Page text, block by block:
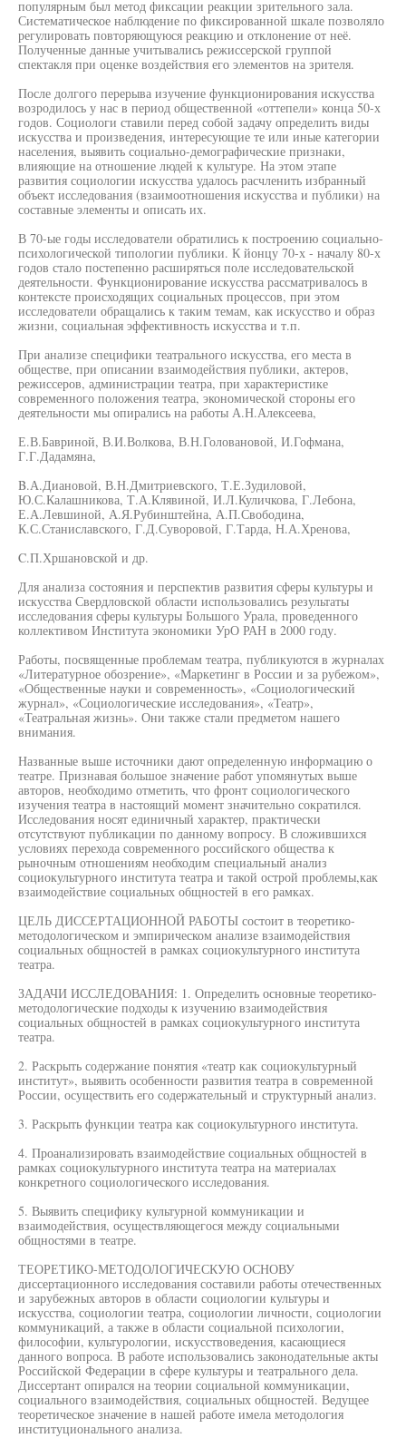
популярным был метод фиксации реакции зрительного зала.
Систематическое наблюдение по фиксированной шкале позволяло
регулировать повторяющуюся реакцию и отклонение от неё.
Полученные данные учитывались режиссерской группой
спектакля при оценке воздействия его элементов на зрителя.
После долгого перерыва изучение функционирования искусства
возродилось у нас в период общественной «оттепели» конца 50-х
годов. Социологи ставили перед собой задачу определить виды
искусства и произведения, интересующие те или иные категории
населения, выявить социально-демографические признаки,
влияющие на отношение людей к культуре. На этом этапе
развития социологии искусства удалось расчленить избранный
объект исследования (взаимоотношения искусства и публики) на
составные элементы и описать их.
В 70-ые годы исследователи обратились к построению социально-
психологической типологии публики. К йонцу 70-х - началу 80-х
годов стало постепенно расширяться поле исследовательской
деятельности. Функционирование искусства рассматривалось в
контексте происходящих социальных процессов, при этом
исследователи обращались к таким темам, как искусство и образ
жизни, социальная эффективность искусства и т.п.
При анализе специфики театрального искусства, его места в
обществе, при описании взаимодействия публики, актеров,
режиссеров, администрации театра, при характеристике
современного положения театра, экономической стороны его
деятельности мы опирались на работы А.Н.Алексеева,
Е.В.Бавриной, В.И.Волкова, В.Н.Головановой, И.Гофмана,
Г.Г.Дадамяна,
B.А.Диановой, В.Н.Дмитриевского, Т.Е.Зудиловой,
Ю.С.Калашникова, Т.А.Клявиной, И.Л.Куличкова, Г.Лебона,
Е.А.Левшиной, А.Я.Рубинштейна, А.П.Свободина,
К.С.Станиславского, Г.Д.Суворовой, Г.Тарда, Н.А.Хренова,
C.П.Хршановской и др.
Для анализа состояния и перспектив развития сферы культуры и
искусства Свердловской области использовались результаты
исследования сферы культуры Большого Урала, проведенного
коллективом Института экономики УрО РАН в 2000 году.
Работы, посвященные проблемам театра, публикуются в журналах
«Литературное обозрение», «Маркетинг в России и за рубежом»,
«Общественные науки и современность», «Социологический
журнал», «Социологические исследования», «Театр»,
«Театральная жизнь». Они также стали предметом нашего
внимания.
Названные выше источники дают определенную информацию о
театре. Признавая большое значение работ упомянутых выше
авторов, необходимо отметить, что фронт социологического
изучения театра в настоящий момент значительно сократился.
Исследования носят единичный характер, практически
отсутствуют публикации по данному вопросу. В сложившихся
условиях перехода современного российского общества к
рыночным отношениям необходим специальный анализ
социокультурного института театра и такой острой проблемы,как
взаимодействие социальных общностей в его рамках.
ЦЕЛЬ ДИССЕРТАЦИОННОЙ РАБОТЫ состоит в теоретико-
методологическом и эмпирическом анализе взаимодействия
социальных общностей в рамках социокультурного института
театра.
ЗАДАЧИ ИССЛЕДОВАНИЯ: 1. Определить основные теоретико-
методологические подходы к изучению взаимодействия
социальных общностей в рамках социокультурного института
театра.
2. Раскрыть содержание понятия «театр как социокультурный
институт», выявить особенности развития театра в современной
России, осуществить его содержательный и структурный анализ.
3. Раскрыть функции театра как социокультурного института.
4. Проанализировать взаимодействие социальных общностей в
рамках социокультурного института театра на материалах
конкретного социологического исследования.
5. Выявить специфику культурной коммуникации и
взаимодействия, осуществляющегося между социальными
общностями в театре.
ТЕОРЕТИКО-МЕТОДОЛОГИЧЕСКУЮ ОСНОВУ
диссертационного исследования составили работы отечественных
и зарубежных авторов в области социологии культуры и
искусства, социологии театра, социологии личности, социологии
коммуникаций, а также в области социальной психологии,
философии, культурологии, искусствоведения, касающиеся
данного вопроса. В работе использовались законодательные акты
Российской Федерации в сфере культуры и театрального дела.
Диссертант опирался на теории социальной коммуникации,
социального взаимодействия, социальных общностей. Ведущее
теоретическое значение в нашей работе имела методология
институционального анализа.